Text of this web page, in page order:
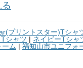
プリントスター)Tシャ
Tシャツ | ネイビーTシャ
ム | 福知山市ユニフォ